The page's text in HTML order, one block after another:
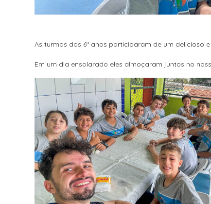
As turmas dos 6º anos participaram de um delicioso
Em um dia ensolarado eles almoçaram juntos no